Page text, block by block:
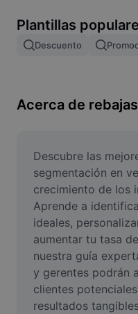
Image merge
Resize Image
Meme Generator
AI Text Remover
AI People Remover
AI Inpainting
Face Cutout
Plantillas
Descuento
Acerca de rebajas
Descubre las
segmentación en
crecimiento de los
Aprende a
ideales,
aumentar tu tasa
nuestra guía
y gerentes podrán
clientes
resultados